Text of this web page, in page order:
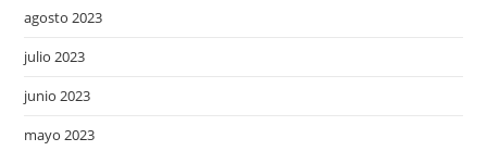
agosto 2023
julio 2023
junio 2023
mayo 2023